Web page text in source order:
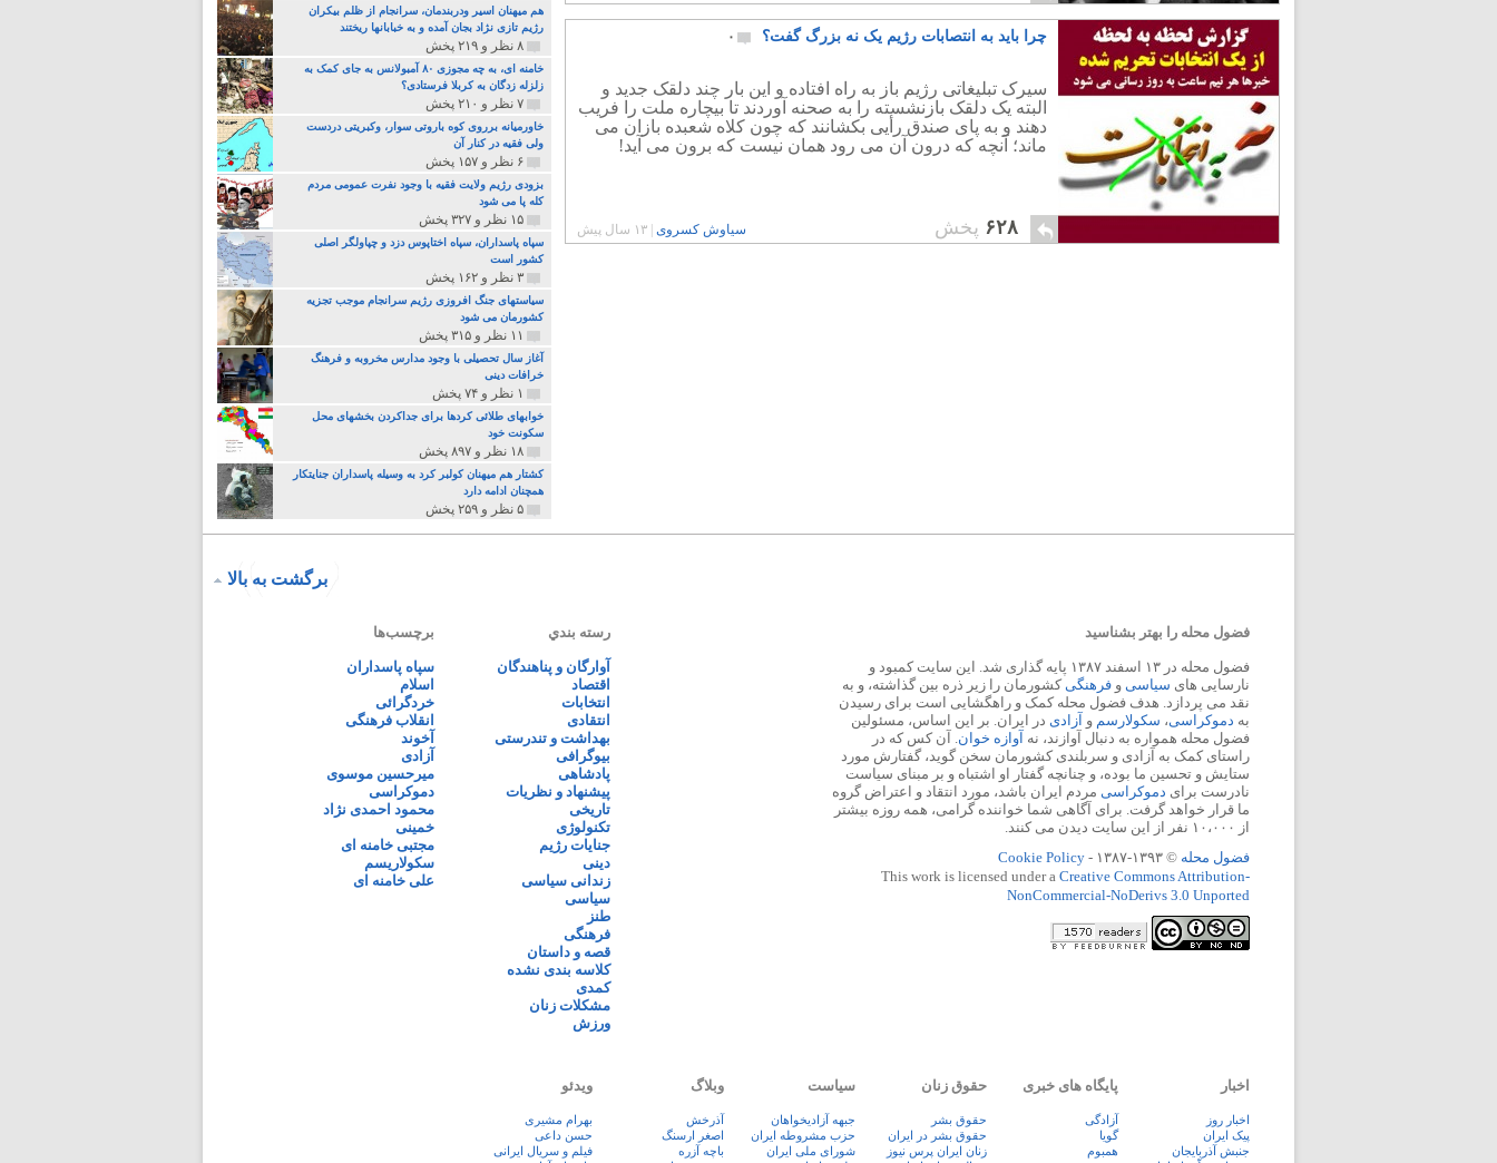
چرا باید به انتصابات رژیم یک نه بزرگ گفت؟ ۰
سیرک تبلیغاتی رژیم باز به راه افتاده و این بار چند دلقک جدید و
البته یک دلقک بازنشسته را به صحنه آوردند تا بیچاره ملت را فریب
دهند و به پای صندق رأیی بکشانند که چون کلاه شعبده بازان می
ماند؛ آنچه که درون آن می رود همان نیست که برون می آید!
۶۲۸ پخش سیاوش کسروی ۱۳ سال پیش
هم میهنان اسیر ودربندمان، سرانجام از ظلم بیکران
رژیم تازی نژاد بجان آمده و به خبابانها ریختند
۸ نظر و ۲۱۹ پخش
خامنه ای، به چه مجوزی ۸۰ آمبولانس به جای کمک به
زلزله زدگان به کربلا فرستادی؟
۷ نظر و ۲۱۰ پخش
خاورمیانه برروی کوه باروتی سوار، وکبریتی دردست
ولی فقیه در کنار آن
۶ نظر و ۱۵۷ پخش
بزودی رژیم ولایت فقیه با وجود نفرت عمومی مردم
کله پا می شود
۱۵ نظر و ۳۲۷ پخش
سپاه پاسداران، سپاه اختاپوس دزد و چپاولگر اصلی
کشور است
۳ نظر و ۱۶۲ پخش
سیاستهای جنگ افروزی رژیم سرانجام موجب تجزیه
کشورمان می شود
۱۱ نظر و ۳۱۵ پخش
آغاز سال تحصیلی با وجود مدارس مخروبه و فرهنگ
خرافات دینی
۱ نظر و ۷۴ پخش
خوابهای طلائی کردها برای جداکردن بخشهای محل
سکونت خود
۱۸ نظر و ۸۹۷ پخش
کشتار هم میهنان کولبر کرد به وسیله پاسداران جنایتکار
همچنان ادامه دارد
۵ نظر و ۲۵۹ پخش
برگشت به بالا
فضول محله را بهتر بشناسید
فضول محله در ۱۳ اسفند ۱۳۸۷ پایه گذاری شد. این سایت کمبود و
نارسایی های سیاسی و فرهنگیکشورمان را زیر ذره بین گذاشته، و به
نقد می پردازد. هدف فضول محله کمک و راهگشایی است برای رسیدن
به دموکراسی، سکولارسم و آزادی در ایران. بر این اساس، مسئولین
فضول محله همواره به دنبال آوازند، نه آوازه خوان. آن کس که در
راستای کمک به آزادی و سربلندی کشورمان سخن گوید، گفتارش مورد
ستایش و تحسین ما بوده، و چنانچه گفتار او اشتباه و بر مبنای سیاست
نادرست برای دموکراسی مردم ایران باشد، مورد انتقاد و اعتراض گروه
ما قرار خواهد گرفت. برای آگاهی شما خواننده گرامی، همه روزه بیشتر
از ۱۰،۰۰۰ نفر از این سایت دیدن می کنند.
فضول محله © ۱۳۹۳-۱۳۸۷ -
Cookie Policy
This work is licensed under a Creative Commons Attribution-
NonCommercial-NoDerivs 3.0 Unported
رسته بندي
آوارگان و پناهندگان
اقتصاد
انتخابات
انتقادی
بهداشت و تندرستی
بیوگرافی
پادشاهی
پیشنهاد و نظریات
تاریخی
تکنولوژی
جنایات رژیم
دینی
زندانی سیاسی
سیاسی
طنز
فرهنگی
قصه و داستان
کلاسه بندی نشده
کمدی
مشکلات زنان
ورزش
برچسب‌ها
سپاه پاسداران
اسلام
خردگرائی
انقلاب فرهنگی
آخوند
آزادی
میرحسین موسوی
دموکراسی
محمود احمدی نژاد
خمینی
مجتبی خامنه ای
سکولاریسم
علی خامنه ای
اخبار
اخبار روز
پيک ايران
جنبش آذربایجان
پایگاه های خبری
آزادگی
گویا
همبوم
حقوق زنان
حقوق بشر
حقوق بشر در ایران
زنان ايران پرس نيوز
سیاست
جبهه آزادیخواهان
حزب مشروطه ایران
شورای ملی ایران
وبلاگ
آذرخش
اصغر ارسنگ
باچه آزره
ویدئو
بهرام مشیری
حسن داعی
فيلم و سريال ايرانی